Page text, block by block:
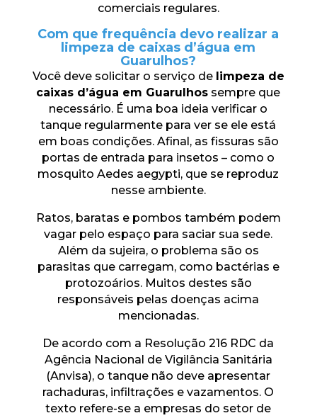
comerciais regulares.
Com que frequência devo realizar a
limpeza de caixas d’água em
Guarulhos?
Você deve solicitar o serviço de limpeza de
caixas d’água em Guarulhos sempre que
necessário. É uma boa ideia verificar o
tanque regularmente para ver se ele está
em boas condições. Afinal, as fissuras são
portas de entrada para insetos – como o
mosquito Aedes aegypti, que se reproduz
nesse ambiente.
Ratos, baratas e pombos também podem
vagar pelo espaço para saciar sua sede.
Além da sujeira, o problema são os
parasitas que carregam, como bactérias e
protozoários. Muitos destes são
responsáveis ​​pelas doenças acima
mencionadas.
De acordo com a Resolução 216 RDC da
Agência Nacional de Vigilância Sanitária
(Anvisa), o tanque não deve apresentar
rachaduras, infiltrações e vazamentos. O
texto refere-se a empresas do setor de